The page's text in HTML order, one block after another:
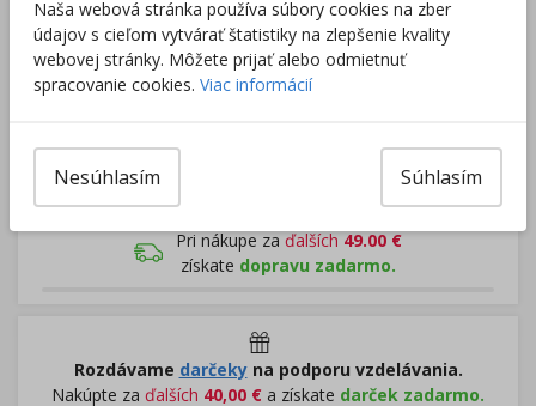
Zobraziť dostupnosť v predajniach
– +
Pri nákupe za ďalších 49.00€
získate dopravu zadarmo.
Rozdávame darčeky na podporu vzdelávania.
Nakúpte za ďalších 40,00 € a získate darček zadarmo.
Naša webová stránka používa súbory cookies na zber
údajov s cieľom vytvárať štatistiky na zlepšenie kvality
webovej stránky. Môžete prijať alebo odmietnuť
spracovanie cookies. Viac informácií
Súhlasím
Nesúhlasím